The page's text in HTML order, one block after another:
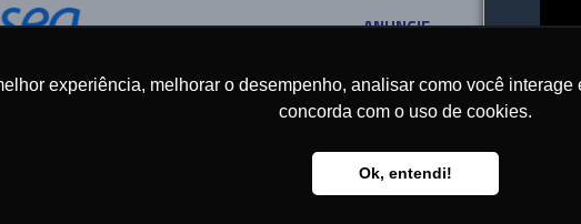
experiência, melhorar o desempenho, analisar como você
concorda com o uso de cookies.
Ok, entendi!
©
ANUNCIE
CONTATO